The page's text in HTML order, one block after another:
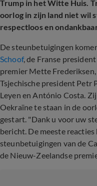
Trump in het Witte Huis.
oorlog in zijn land niet wil
respectloos en
De steunbetuigingen
Schoof, de Franse
premier Mette
Tsjechische president Petr
Leyen en António Costa.
Oekraïne te staan in de
gestart. "Dank u voor uw
bericht. De meeste
steunbetuigingen van de
de Nieuw-Zeelandse